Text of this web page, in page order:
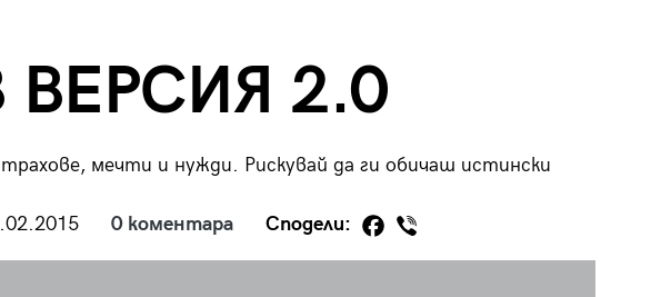
2.0
мечти и нужди. Рискувай да ги обичаш истински
0 коментара Сподели:
Prelude: как
Tender is the Wine – Какво